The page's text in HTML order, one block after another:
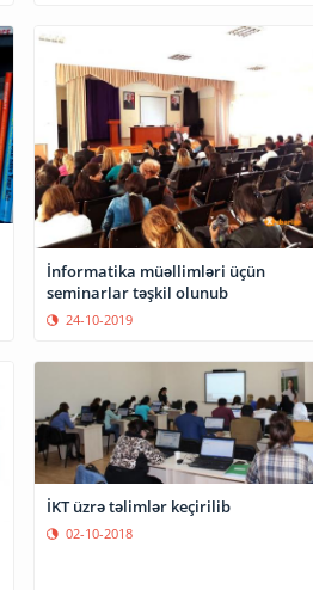
İnformatika müəllimləri üçün
seminarlar təşkil olunub
24-10-2019
İKT üzrə təlimlər keçirilib
02-10-2018